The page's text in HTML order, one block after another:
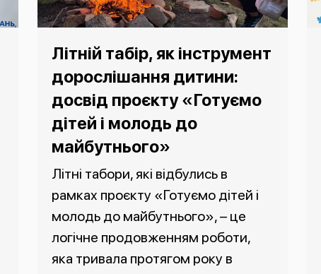
Літній табір, як інструмент
дорослішання дитини:
досвід проєкту «Готуємо
дітей і молодь до
майбутнього»
Літні табори, які відбулись в
рамках проєкту «Готуємо дітей і
молодь до майбутнього», – це
логічне продовженням роботи,
яка тривала протягом року в